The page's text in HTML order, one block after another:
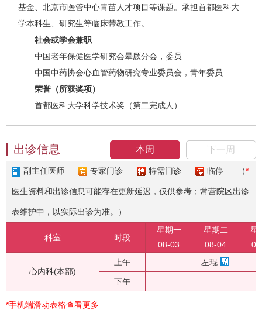
基金、北京市医管中心青苗人才项目等课题。承担首都医科大
学本科生、研究生等临床带教工作。
社会或学会兼职
中国老年保健医学研究会晕厥分会，委员
中国中药协会心血管药物研究专业委员会，青年委员
荣誉（所获奖项）
首都医科大学科学技术奖（第二完成人）
本周 下一周
出诊信息
副主任医师 专家门诊 特需门诊 临停 （*
医生资料和出诊信息可能存在更新延迟，仅供参考；常营院区出诊
表维护中，以实际出诊为准。）
科室 时段
星期一
08-03
星期二
08-04
星
心内科(本部)
上午 左琨
下午
*手机端滑动表格查看更多